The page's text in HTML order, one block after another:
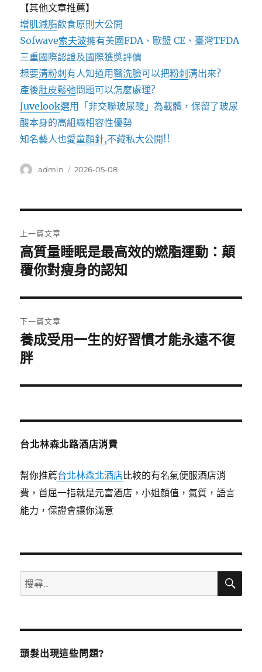
【其他文章推薦】
增肌減脂飲食原則大公開
Sofwave索夫波擁有美國FDA、歐盟 CE、臺灣TFDA
三重國際認證及國際獲獎評價
想要清粉刺 有人知道用醫洗臉可以把粉刺清出來?
產後肚皮鬆弛問題可以怎麼處理?
Juvelook選用「非交聯玻尿酸」為載體，保留了玻尿
酸本身的高組織相容性優勢
知名藝人也愛童顏針,不藏私大公開!!
作
admin
發
2026-05-08
章
導
覽
上一篇文章
上
一
文
章:
高質量睡眠是最高效的燃脂運動：顛
覆你對瘦身的認知
下一篇文章
下
一
文
養成受用一生的好習慣才能永遠不復
胖
台北林森北路酒店消費
幫你推薦台北林森北酒店比較的有名氣便服酒店消
費，首屈一指就是元富酒店，小姐顏值，氣質，語言
能力，保證會讓你滿意
搜
尋
鍵
搜
頭髮出現這些問題?